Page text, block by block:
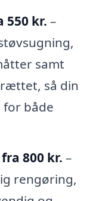
kr. –
samt
så din
for både
800 kr. –
rengøring,